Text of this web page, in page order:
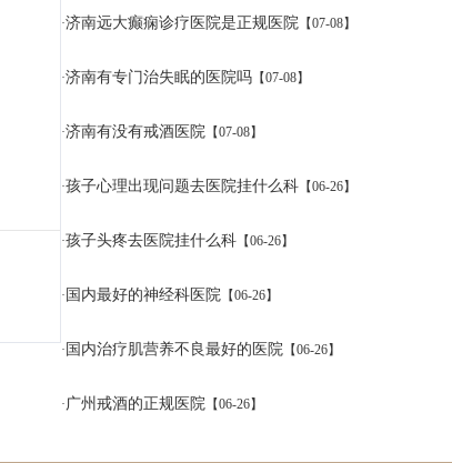
·济南远大癫痫诊疗医院是正规医院 【07-08】
·济南有专门治失眠的医院吗 【07-08】
·济南有没有戒酒医院 【07-08】
·孩子心理出现问题去医院挂什么科 【06-26】
·孩子头疼去医院挂什么科 【06-26】
· 国内最好的神经科医院 【06-26】
· 国内治疗肌营养不良最好的医院 【06-26】
·广州戒酒的正规医院 【06-26】